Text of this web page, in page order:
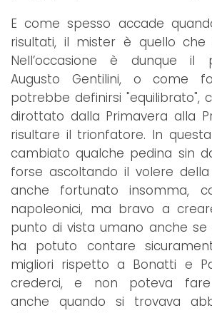
E come spesso accade
risultati, il mister è quello
Nell’occasione è dunque il
Augusto Gentilini, o come
potrebbe definirsi "equilibrato",
dirottato dalla Primavera alla
risultare il trionfatore. In
cambiato qualche pedina sin
forse ascoltando il volere della
anche fortunato insomma,
napoleonici, ma bravo a
punto di vista umano anche
ha potuto contare
migliori rispetto a Bonatti e
crederci, e non poteva fare
anche quando si trovava